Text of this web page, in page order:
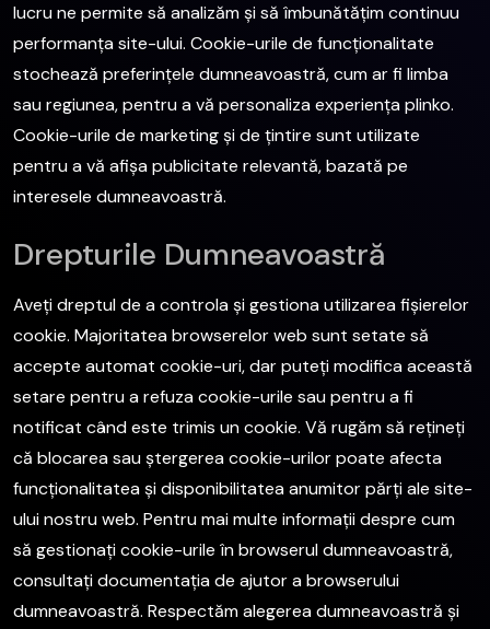
lucru ne permite să analizăm și să îmbunătățim continuu
performanța site-ului. Cookie-urile de funcționalitate
stochează preferințele dumneavoastră, cum ar fi limba
sau regiunea, pentru a vă personaliza experiența plinko.
Cookie-urile de marketing și de țintire sunt utilizate
pentru a vă afișa publicitate relevantă, bazată pe
interesele dumneavoastră.
Drepturile Dumneavoastră
Aveți dreptul de a controla și gestiona utilizarea fișierelor
cookie. Majoritatea browserelor web sunt setate să
accepte automat cookie-uri, dar puteți modifica această
setare pentru a refuza cookie-urile sau pentru a fi
notificat când este trimis un cookie. Vă rugăm să rețineți
că blocarea sau ștergerea cookie-urilor poate afecta
funcționalitatea și disponibilitatea anumitor părți ale site-
ului nostru web. Pentru mai multe informații despre cum
să gestionați cookie-urile în browserul dumneavoastră,
consultați documentația de ajutor a browserului
dumneavoastră. Respectăm alegerea dumneavoastră și